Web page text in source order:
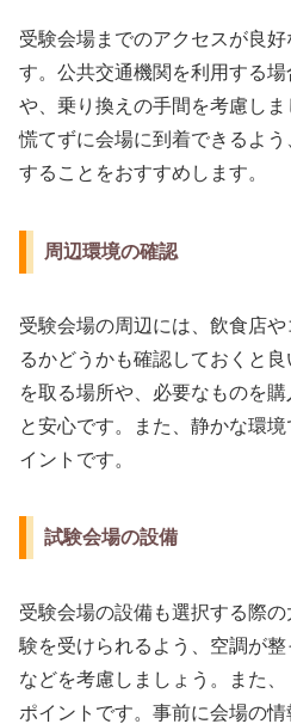
受験会場までのアクセスが良
す。公共交通機関を利用する
や、乗り換えの手間を考慮し
慌てずに会場に到着できるよ
することをおすすめします。
周辺環境の確認
受験会場の周辺には、飲食店
るかどうかも確認しておくと
を取る場所や、必要なものを
と安心です。また、静かな環
イントです。
試験会場の設備
受験会場の設備も選択する際
験を受けられるよう、空調が
などを考慮しましょう。また
ポイントです。事前に会場の